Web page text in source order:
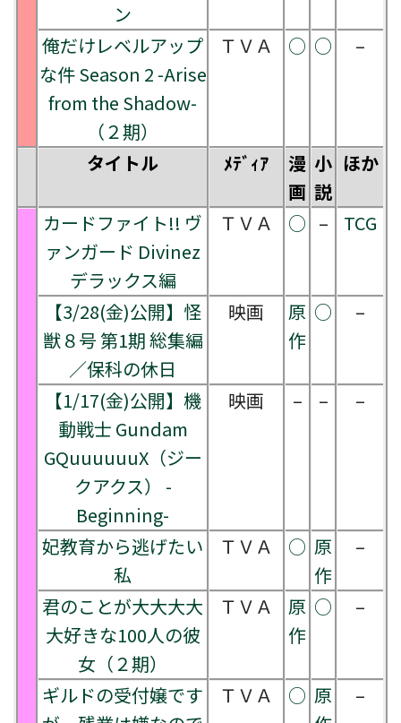
ン
俺だけレベルアップ
な件 Season 2 -Arise
from the Shadow-
（２期）
ＴＶＡ ○ ○ –
タイトル ﾒﾃﾞｨｱ
漫
画
小
説
ほか
カードファイト!! ヴ
ァンガード Divinez
デラックス編
ＴＶＡ ○ – TCG
【3/28(金)公開】怪
獣８号 第1期 総集編
／保科の休日
映画
原
作
○ –
【1/17(金)公開】機
動戦士 Gundam
GQuuuuuuX（ジー
クアクス） -
Beginning-
映画 – – –
妃教育から逃げたい
私
ＴＶＡ ○ 原
作
–
君のことが大大大大
大好きな100人の彼
女（２期）
ＴＶＡ
原
作
○ –
ギルドの受付嬢です
ＴＶＡ ○ 原
–